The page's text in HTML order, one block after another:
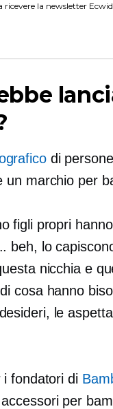
ricevere la newsletter
di
un marchio per
figli propri
beh, lo
nicchia e
cosa hanno
le
i fondatori di
per